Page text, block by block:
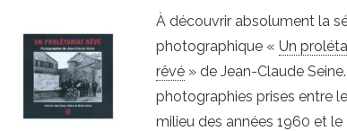
À découvrir absolument la
photographique « Un
rêvé » de Jean-Claude
photographies prises entre le
milieu des années 1960 et le